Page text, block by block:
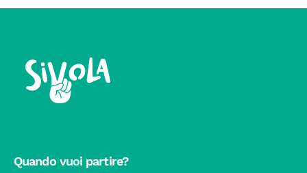
Quando vuoi partire?